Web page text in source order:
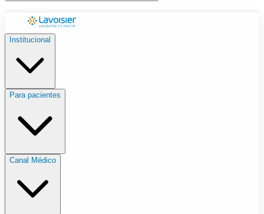
Institucional
Para pacientes
Canal Médico